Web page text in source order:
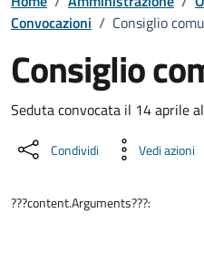
Convocazioni / Consiglio
Consiglio
Seduta convocata il 14 aprile
Condividi Vedi azioni
???content.Arguments???: